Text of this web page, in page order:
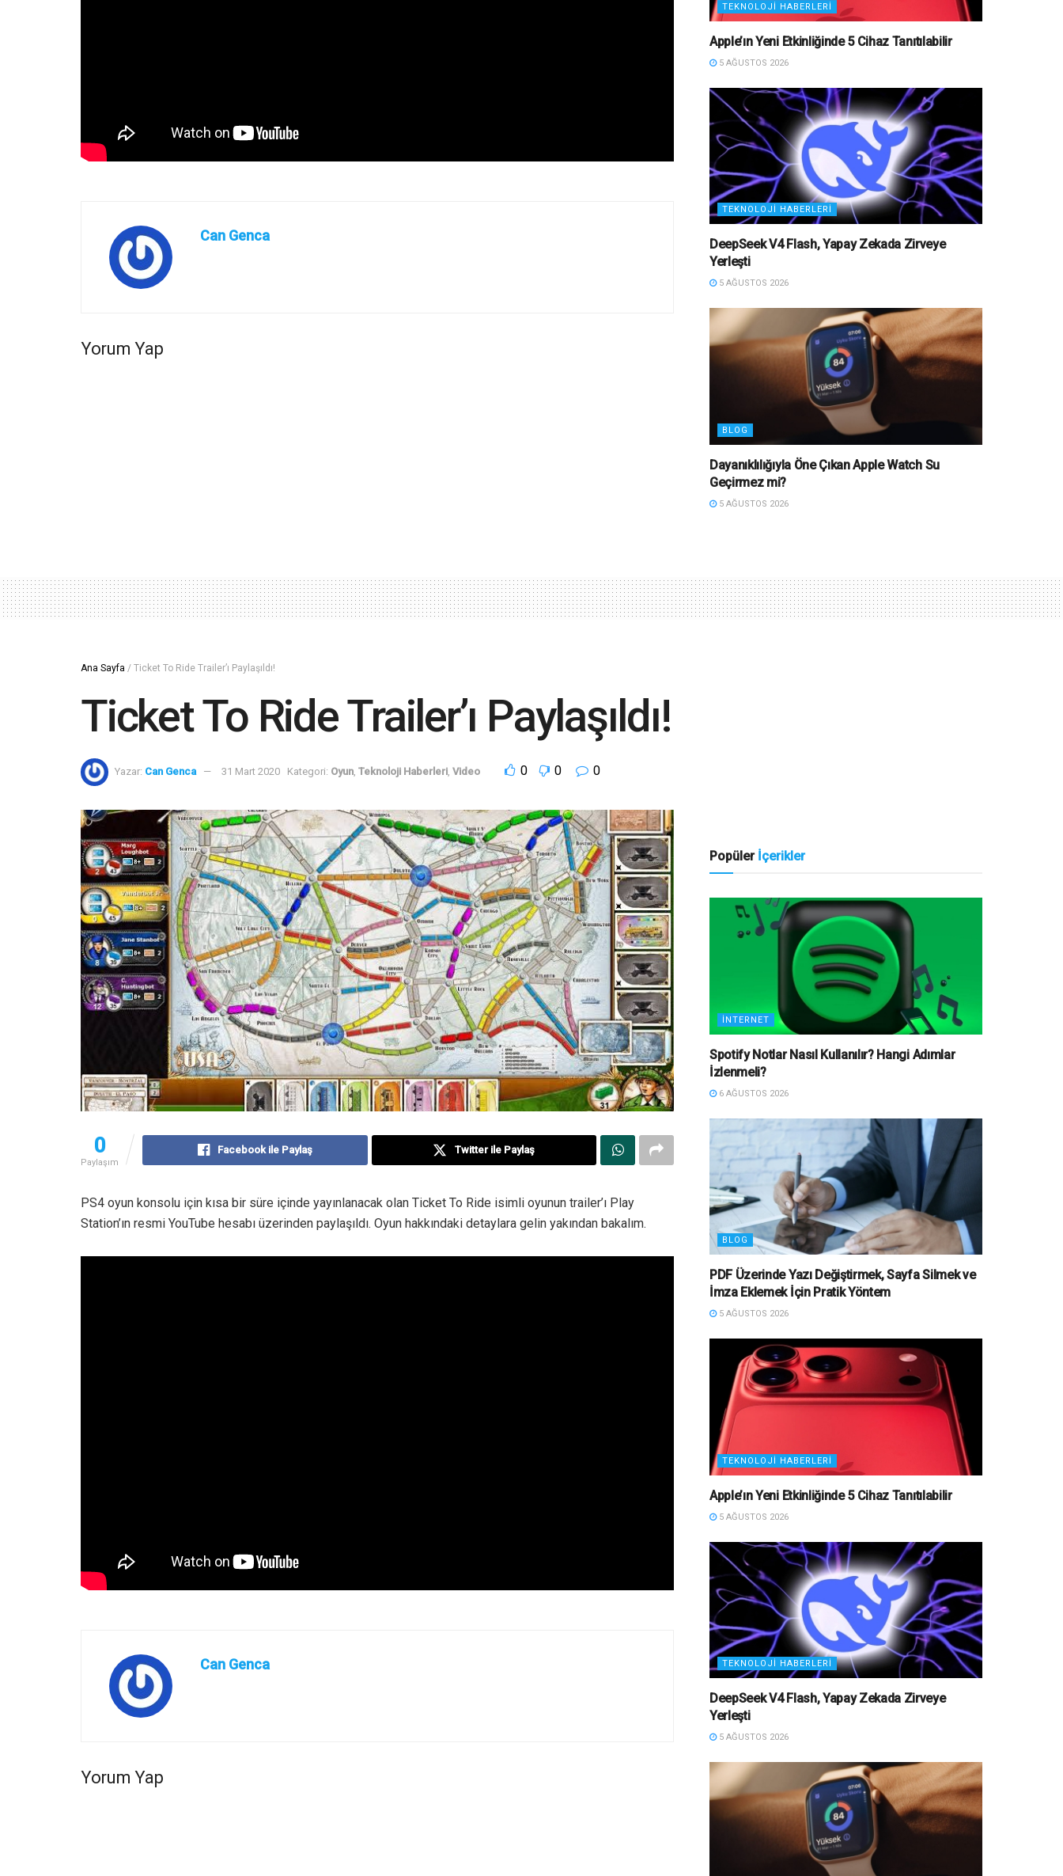
Can Genca
Yorum Yap
TEKNOLOJI HABERLERI
Apple’ın Yeni Etkinliğinde 5 Cihaz Tanıtılabilir
5 AĞUSTOS 2026
TEKNOLOJI HABERLERI
DeepSeek V4 Flash, Yapay Zekada Zirveye
Yerleşti
5 AĞUSTOS 2026
BLOG
Dayanıklılığıyla Öne Çıkan Apple Watch Su
Geçirmez mi?
5 AĞUSTOS 2026
Ana Sayfa / Ticket To Ride Trailer’ı Paylaşıldı!
Ticket To Ride Trailer’ı Paylaşıldı!
Yazar: Can Genca 31 Mart 2020 Kategori: Oyun, Teknoloji Haberleri, Video 0 0 0
0
Paylaşım
Facebook ile Paylaş Twitter ile Paylaş
PS4 oyun konsolu için kısa bir süre içinde yayınlanacak olan Ticket To Ride isimli oyunun trailer’ı Play
Station’ın resmi YouTube hesabı üzerinden paylaşıldı. Oyun hakkındaki detaylara gelin yakından bakalım.
Can Genca
Yorum Yap
Popüler İçerikler
İNTERNET
Spotify Notlar Nasıl Kullanılır? Hangi Adımlar
İzlenmeli?
6 AĞUSTOS 2026
BLOG
PDF Üzerinde Yazı Değiştirmek, Sayfa Silmek ve
İmza Eklemek İçin Pratik Yöntem
5 AĞUSTOS 2026
TEKNOLOJI HABERLERI
Apple’ın Yeni Etkinliğinde 5 Cihaz Tanıtılabilir
5 AĞUSTOS 2026
TEKNOLOJI HABERLERI
DeepSeek V4 Flash, Yapay Zekada Zirveye
Yerleşti
5 AĞUSTOS 2026